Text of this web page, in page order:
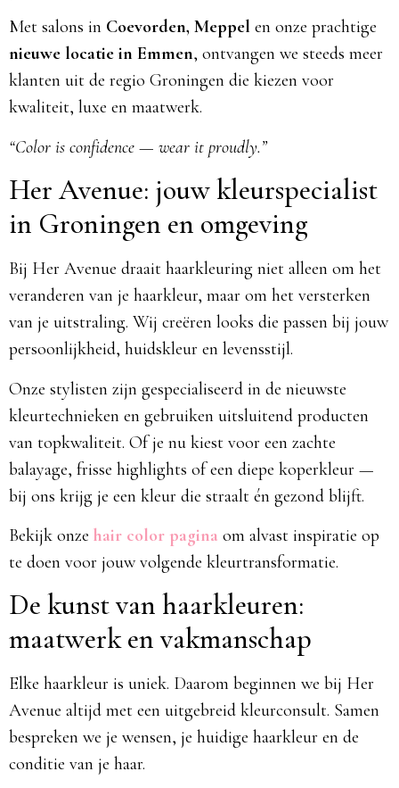
Met salons in Coevorden, Meppel en onze prachtige
nieuwe locatie in Emmen, ontvangen we steeds meer
klanten uit de regio Groningen die kiezen voor
kwaliteit, luxe en maatwerk.
“Color is confidence — wear it proudly.”
Her Avenue: jouw kleurspecialist
in Groningen en omgeving
Bij Her Avenue draait haarkleuring niet alleen om het
veranderen van je haarkleur, maar om het versterken
van je uitstraling. Wij creëren looks die passen bij jouw
persoonlijkheid, huidskleur en levensstijl.
Onze stylisten zijn gespecialiseerd in de nieuwste
kleurtechnieken en gebruiken uitsluitend producten
van topkwaliteit. Of je nu kiest voor een zachte
balayage, frisse highlights of een diepe koperkleur —
bij ons krijg je een kleur die straalt én gezond blijft.
Bekijk onze hair color pagina om alvast inspiratie op
te doen voor jouw volgende kleurtransformatie.
De kunst van haarkleuren:
maatwerk en vakmanschap
Elke haarkleur is uniek. Daarom beginnen we bij Her
Avenue altijd met een uitgebreid kleurconsult. Samen
bespreken we je wensen, je huidige haarkleur en de
conditie van je haar.